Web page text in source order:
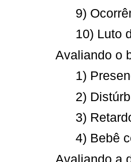
9)
10) Luto
Avaliando o
1)
2)
3)
4) Bebê
Avaliando a